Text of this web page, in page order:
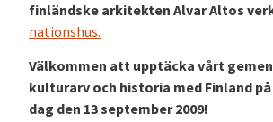
finländske arkitekten Alvar Altos
nationshus.
Välkommen att upptäcka vårt
kulturarv och historia med Finland
dag den 13 september 2009!